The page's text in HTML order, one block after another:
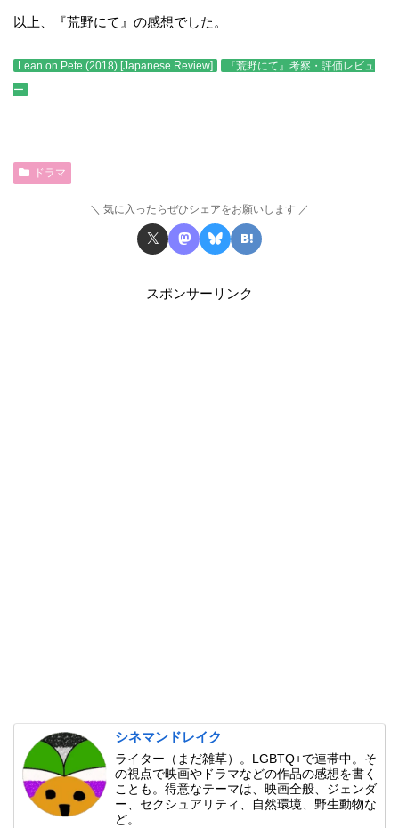
以上、『荒野にて』の感想でした。
Lean on Pete (2018) [Japanese Review]
『荒野にて』考察・評価レビュ
ー
ドラマ
気に入ったらぜひシェアをお願いします
スポンサーリンク
シネマンドレイク
ライター（まだ雑草）。LGBTQ+で連帯中。そ
の視点で映画やドラマなどの作品の感想を書く
ことも。得意なテーマは、映画全般、ジェンダ
ー、セクシュアリティ、自然環境、野生動物な
ど。